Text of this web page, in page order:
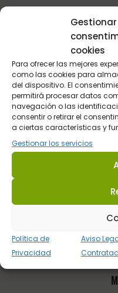
Gestionar
cookies
Para ofrecer las mejores
como las cookies para
del dispositivo. El
permitirá procesar datos
navegación o las
consentir o retirar el
a ciertas características y
Gestionar los servicios
Política de
Privacidad
Aviso
Política de